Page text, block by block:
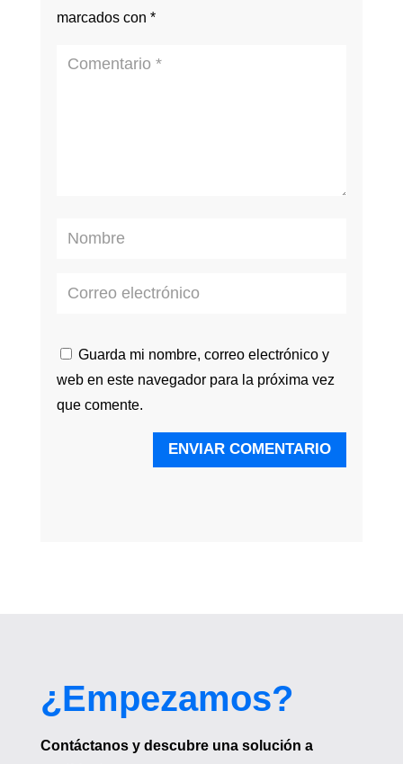
marcados con *
Guarda mi nombre, correo electrónico y
web en este navegador para la próxima vez
que comente.
ENVIAR COMENTARIO
¿Empezamos?
Contáctanos y descubre una solución a